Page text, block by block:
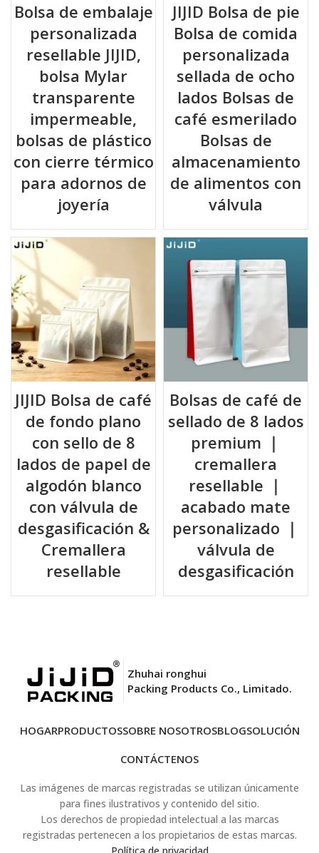
Bolsa de embalaje
personalizada
resellable JIJID,
bolsa Mylar
transparente
impermeable,
bolsas de plástico
con cierre térmico
para adornos de
joyería
JIJID Bolsa de pie
Bolsa de comida
personalizada
sellada de ocho
lados Bolsas de
café esmerilado
Bolsas de
almacenamiento
de alimentos con
válvula
JIJID Bolsa de café
de fondo plano
con sello de 8
lados de papel de
algodón blanco
con válvula de
desgasificación &
Cremallera
resellable
Bolsas de café de
sellado de 8 lados
premium ｜
cremallera
resellable ｜
acabado mate
personalizado ｜
válvula de
desgasificación
Zhuhai ronghui
Packing Products Co., Limitado.
HOGARPRODUCTOSSOBRE NOSOTROSBLOGSOLUCIÓN
CONTÁCTENOS
Las imágenes de marcas registradas se utilizan únicamente
para fines ilustrativos y contenido del sitio.
Los derechos de propiedad intelectual a las marcas
registradas pertenecen a los propietarios de estas marcas.